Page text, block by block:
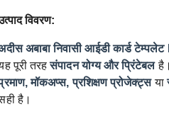
विवरण:
अबाबा निवासी आईडी कार्ड टेम्पलेट
पूरी तरहसंपादन योग्य और प्रिंटेबल
मॉकअप्स, प्रशिक्षण प्रोजेक्ट्सया
है।